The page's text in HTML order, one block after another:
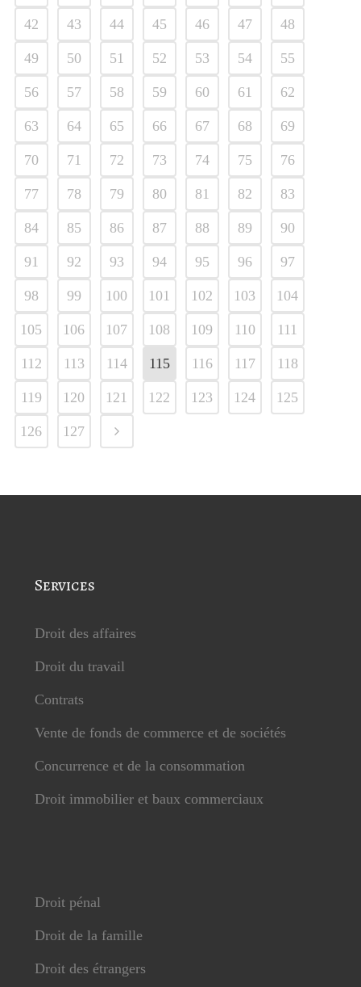
42 43 44 45 46 47 48
49 50 51 52 53 54 55
56 57 58 59 60 61 62
63 64 65 66 67 68 69
70 71 72 73 74 75 76
77 78 79 80 81 82 83
84 85 86 87 88 89 90
91 92 93 94 95 96 97
98 99 100 101 102 103 104
105 106 107 108 109 110 111
112 113 114 115 116 117 118
119 120 121 122 123 124 125
126 127
Services
Droit des affaires
Droit du travail
Contrats
Vente de fonds de commerce et de sociétés
Concurrence et de la consommation
Droit immobilier et baux commerciaux
Droit pénal
Droit de la famille
Droit des étrangers